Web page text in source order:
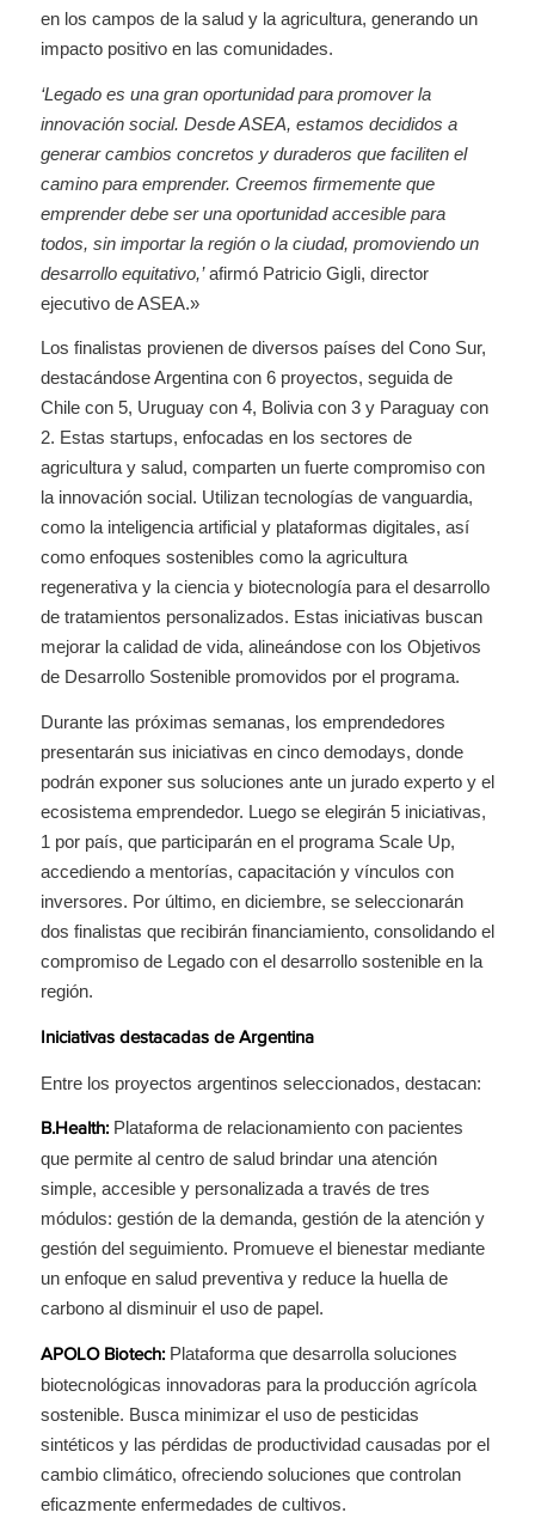
en los campos de la salud y la agricultura, generando un
impacto positivo en las comunidades.
‘Legado es una gran oportunidad para promover la
innovación social. Desde ASEA, estamos decididos a
generar cambios concretos y duraderos que faciliten el
camino para emprender. Creemos firmemente que
emprender debe ser una oportunidad accesible para
todos, sin importar la región o la ciudad, promoviendo un
desarrollo equitativo,’afirmó Patricio Gigli, director
ejecutivo de ASEA.»
Los finalistas provienen de diversos países del Cono Sur,
destacándose Argentina con 6 proyectos, seguida de
Chile con 5, Uruguay con 4, Bolivia con 3 y Paraguay con
2. Estas startups, enfocadas en los sectores de
agricultura y salud, comparten un fuerte compromiso con
la innovación social. Utilizan tecnologías de vanguardia,
como la inteligencia artificial y plataformas digitales, así
como enfoques sostenibles como la agricultura
regenerativa y la ciencia y biotecnología para el desarrollo
de tratamientos personalizados. Estas iniciativas buscan
mejorar la calidad de vida, alineándose con los Objetivos
de Desarrollo Sostenible promovidos por el programa.
Durante las próximas semanas, los emprendedores
presentarán sus iniciativas en cinco demodays, donde
podrán exponer sus soluciones ante un jurado experto y el
ecosistema emprendedor. Luego se elegirán 5 iniciativas,
1 por país, que participarán en el programa Scale Up,
accediendo a mentorías, capacitación y vínculos con
inversores. Por último, en diciembre, se seleccionarán
dos finalistas que recibirán financiamiento, consolidando el
compromiso de Legado con el desarrollo sostenible en la
región.
Iniciativas destacadas de Argentina
Entre los proyectos argentinos seleccionados, destacan:
B.Health: Plataforma de relacionamiento con pacientes
que permite al centro de salud brindar una atención
simple, accesible y personalizada a través de tres
módulos: gestión de la demanda, gestión de la atención y
gestión del seguimiento. Promueve el bienestar mediante
un enfoque en salud preventiva y reduce la huella de
carbono al disminuir el uso de papel.
APOLO Biotech: Plataforma que desarrolla soluciones
biotecnológicas innovadoras para la producción agrícola
sostenible. Busca minimizar el uso de pesticidas
sintéticos y las pérdidas de productividad causadas por el
cambio climático, ofreciendo soluciones que controlan
eficazmente enfermedades de cultivos.